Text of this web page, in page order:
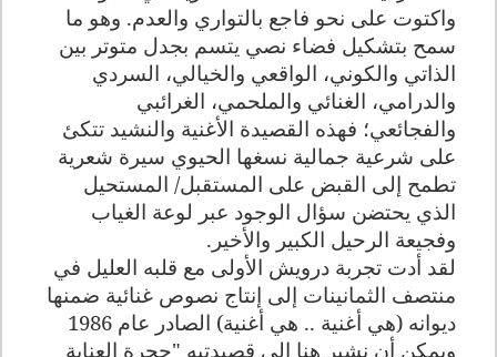
واكتوت على نحو فاجع بالتواري والعدم. وهو ما
سمح بتشكيل فضاء نصي يتسم بجدل متوتر بين
الذاتي والكوني، الواقعي والخيالي، السردي
والدرامي، الغنائي والملحمي، الغرائبي
والفجائعي؛ فهذه القصيدة الأغنية والنشيد تتكئ
على شرعية جمالية نسغها الحيوي سيرة شعرية
تطمح إلى القبض على المستقبل/ المستحيل
الذي يحتضن سؤال الوجود عبر لوعة الغياب
وفجيعة الرحيل الكبير والأخير .
لقد أدت تجربة درويش الأولى مع قلبه العليل في
منتصف الثمانينات إلى إنتاج نصوص غنائية ضمنها
ديوانه (هي أغنية
.. هي أغنية) الصادر عام 1986
ويمكن أن نشير هنا الى قصيدتيه "حجرة العناية